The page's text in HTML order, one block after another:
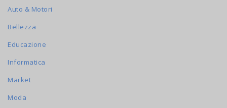
Auto & Motori
Bellezza
Educazione
Informatica
Market
Moda